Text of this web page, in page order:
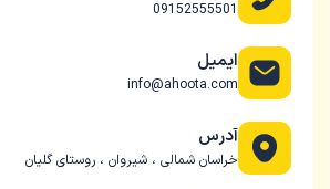
09152555501
ایمیل
info@ahoota.com
آدرس
خراسان شمالی ، شیروان ، روستای گلیان